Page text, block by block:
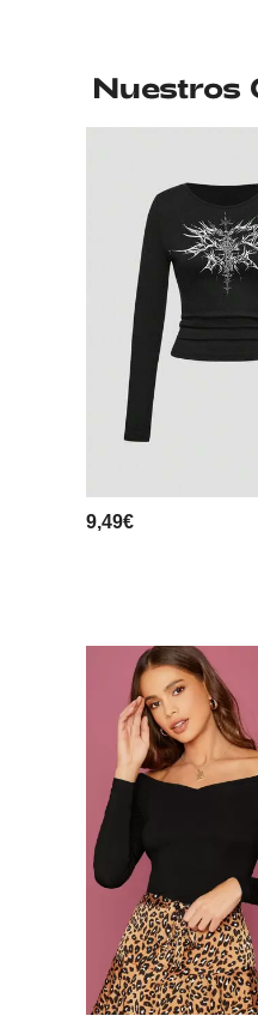
Nuestros
9,49€